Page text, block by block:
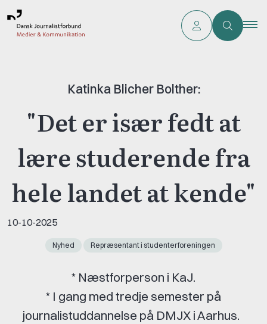
Katinka Blicher Bolther:
"Det er især fedt at
lære studerende fra
hele landet at kende"
10-10-2025
Nyhed Repræsentant i studenterforeningen
* Næstforperson i KaJ.
* I gang med tredje semester på
journalistuddannelse på DMJX i Aarhus.